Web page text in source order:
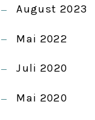
August 2023
Mai 2022
Juli 2020
Mai 2020